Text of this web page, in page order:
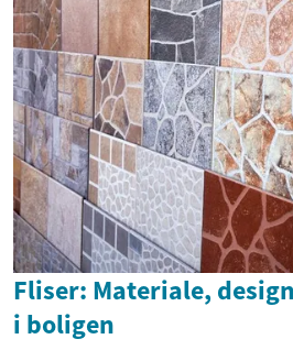
Fliser: Materiale,
i boligen